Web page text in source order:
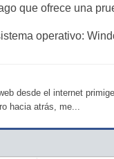
que ofrece una
operativo:
desde el internet
hacia atrás, me...